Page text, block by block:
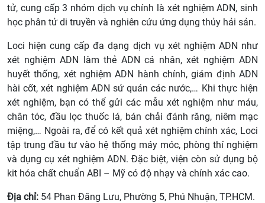
tử, cung cấp 3 nhóm dịch vụ chính là xét nghiệm ADN, sinh
học phân tử di truyền và nghiên cứu ứng dụng thủy hải sản.
Loci hiện cung cấp đa dạng dịch vụ xét nghiệm ADN như
xét nghiệm ADN làm thẻ ADN cá nhân, xét nghiệm ADN
huyết thống, xét nghiệm ADN hành chính, giám định ADN
hài cốt, xét nghiệm ADN sứ quán các nước,… Khi thực hiện
xét nghiệm, bạn có thể gửi các mẫu xét nghiệm như máu,
chân tóc, đầu lọc thuốc lá, bán chải đánh răng, niêm mạc
miệng,… Ngoài ra, để có kết quả xét nghiệm chính xác, Loci
tập trung đầu tư vào hệ thống máy móc, phòng thí nghiệm
và dụng cụ xét nghiệm ADN. Đặc biệt, viện còn sử dụng bộ
kit hóa chất chuẩn ABI – Mỹ có độ nhạy và chính xác cao.
Địa chỉ: 54 Phan Đăng Lưu, Phường 5, Phú Nhuận, TP.HCM.